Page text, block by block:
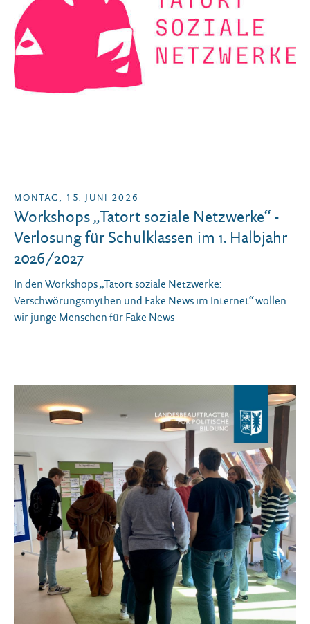
MONTAG, 15. JUNI 2026
Workshops „Tatort soziale Netzwerke“ -
Verlosung für Schulklassen im 1. Halbjahr
2026/2027
In den Workshops „Tatort soziale Netzwerke:
Verschwörungsmythen und Fake News im Internet“ wollen
wir junge Menschen für Fake News